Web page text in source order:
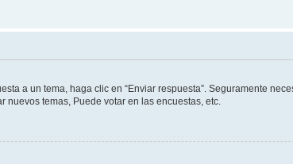
a un tema, haga clic en “Enviar respuesta”. Seguramente
temas, Puede votar en las encuestas, etc.